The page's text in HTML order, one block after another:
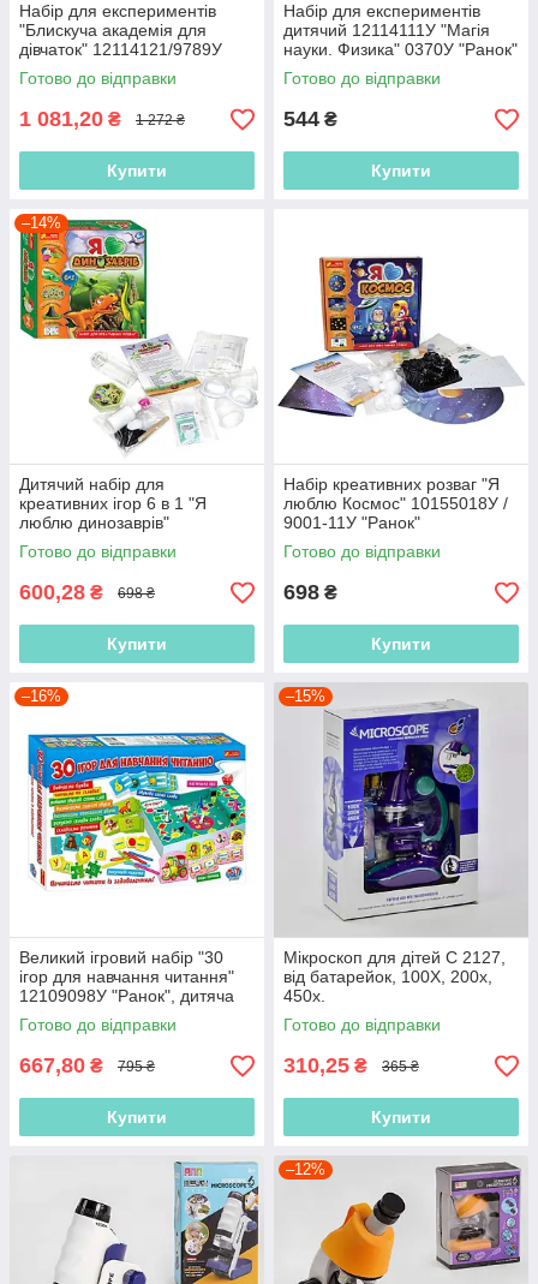
Набір для експериментів
"Блискуча академія для
дівчаток" 12114121/9789У
"Ранок"
Готово до відправки
1 081,20 ₴ 1 272 ₴
Купити
Набір для експериментів
дитячий 12114111У "Магія
науки. Физика" 0370У "Ранок"
Готово до відправки
544 ₴
Купити
–14%
Дитячий набір для
креативних ігор 6 в 1 "Я
люблю динозаврів"
10155017У / 9001-09У
"Ранок"
Готово до відправки
600,28 ₴ 698 ₴
Купити
Набір креативних розваг "Я
люблю Космос" 10155018У /
9001-11У "Ранок"
Готово до відправки
698 ₴
Купити
–16%
Великий ігровий набір "30
ігор для навчання читання"
12109098У "Ранок", дитяча
творчість
Готово до відправки
667,80 ₴ 795 ₴
Купити
–15%
Мікроскоп для дітей С 2127,
від батарейок, 100Х, 200х,
450х.
Готово до відправки
310,25 ₴ 365 ₴
Купити
–12%